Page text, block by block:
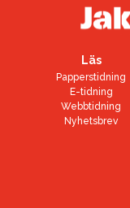
Läs
Papperstidning
E-tidning
Webbtidning
Nyhetsbrev